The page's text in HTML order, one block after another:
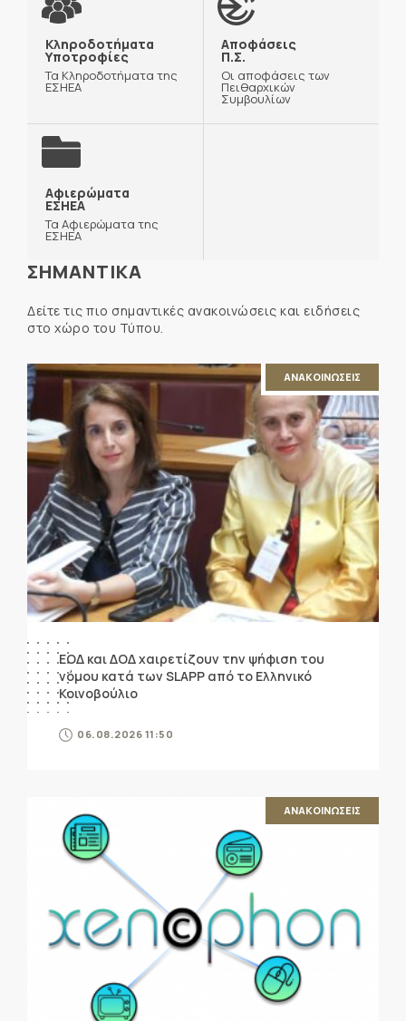
Κληροδοτήματα
Υποτροφίες
Τα Κληροδοτήματα της
ΕΣΗΕΑ
Αποφάσεις
Π.Σ.
Οι αποφάσεις των
Πειθαρχικών
Συμβουλίων
Αφιερώματα
ΕΣΗΕΑ
Τα Αφιερώματα της
ΕΣΗΕΑ
ΣΗΜΑΝΤΙΚΑ
Δείτε τις πιο σημαντικές ανακοινώσεις και ειδήσεις
στο χώρο του Τύπου.
ΑΝΑΚΟΙΝΩΣΕΙΣ
ΕΟΔ και ΔΟΔ χαιρετίζουν την ψήφιση του
νόμου κατά των SLAPP από το Ελληνικό
Κοινοβούλιο
06.08.2026 11:50
ΑΝΑΚΟΙΝΩΣΕΙΣ